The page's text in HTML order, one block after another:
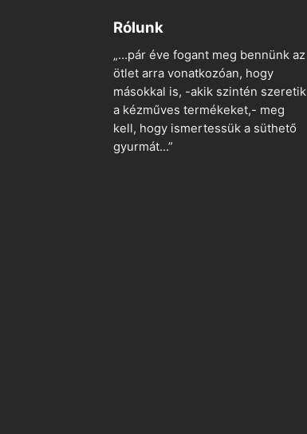
Rólunk
„…pár éve fogant meg bennünk az
ötlet arra vonatkozóan, hogy
másokkal is, -akik szintén szeretik
a kézműves termékeket,- meg
kell, hogy ismertessük a süthető
gyurmát…”